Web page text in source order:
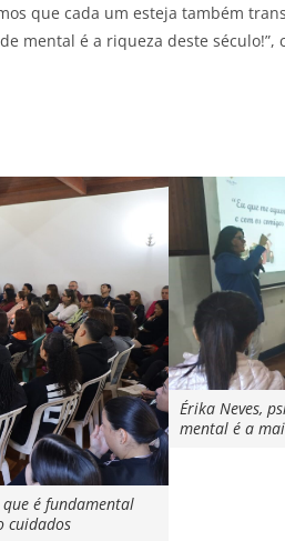
que cada um esteja também
mental é a riqueza deste século!”,
que é fundamental
cuidados
Érika Neves,
mental é a